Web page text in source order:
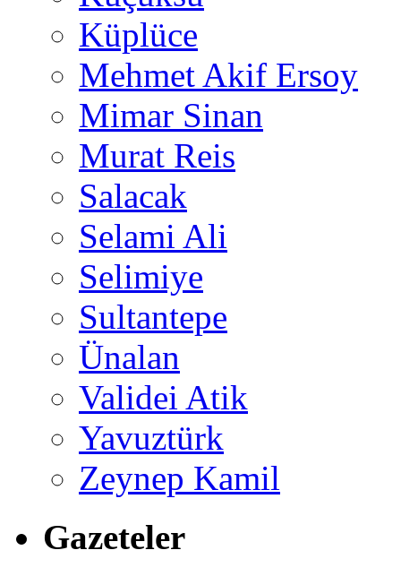
Küplüce
Mehmet Akif Ersoy
Mimar Sinan
Murat Reis
Salacak
Selami Ali
Selimiye
Sultantepe
Ünalan
Validei Atik
Yavuztürk
Zeynep Kamil
Gazeteler